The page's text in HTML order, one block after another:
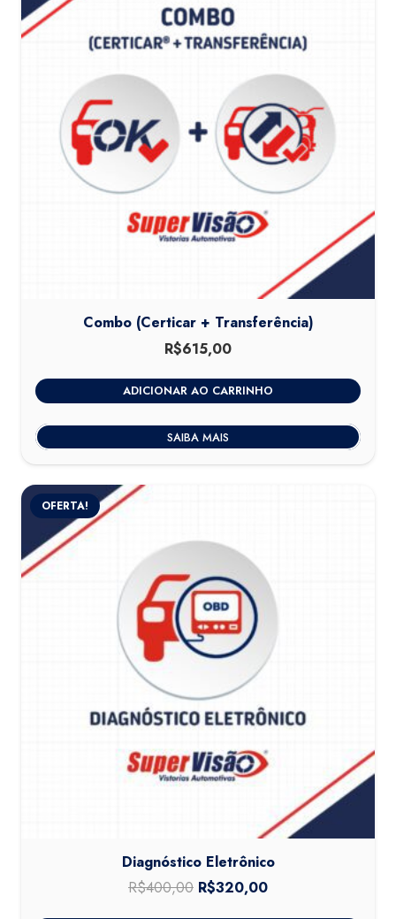
Combo (Certicar + Transferência)
R$615,00
ADICIONAR AO CARRINHO
SAIBA MAIS
OFERTA!
Diagnóstico Eletrônico
R$400,00 O
R$320,00